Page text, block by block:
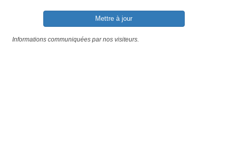
Mettre à jour
Informations communiquées par nos visiteurs.